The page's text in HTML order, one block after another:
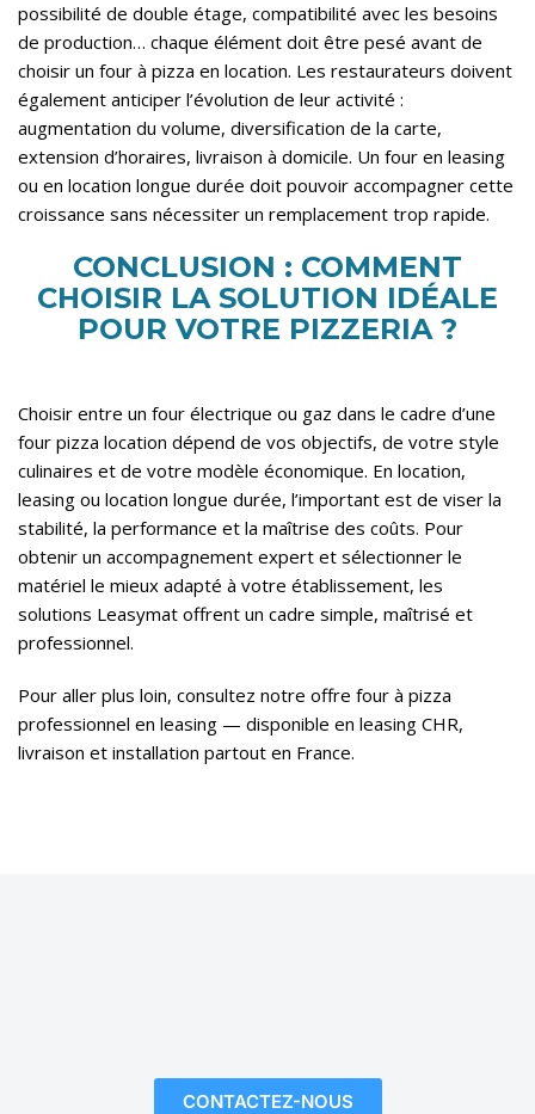
possibilité de double étage, compatibilité avec les besoins
de production… chaque élément doit être pesé avant de
choisir un four à pizza en location. Les restaurateurs doivent
également anticiper l’évolution de leur activité :
augmentation du volume, diversification de la carte,
extension d’horaires, livraison à domicile. Un four en leasing
ou en location longue durée doit pouvoir accompagner cette
croissance sans nécessiter un remplacement trop rapide.
CONCLUSION : COMMENT
CHOISIR LA SOLUTION IDÉALE
POUR VOTRE PIZZERIA ?
Choisir entre un four électrique ou gaz dans le cadre d’une
four pizza location dépend de vos objectifs, de votre style
culinaires et de votre modèle économique. En location,
leasing ou location longue durée, l’important est de viser la
stabilité, la performance et la maîtrise des coûts. Pour
obtenir un accompagnement expert et sélectionner le
matériel le mieux adapté à votre établissement, les
solutions Leasymat offrent un cadre simple, maîtrisé et
professionnel.
Pour aller plus loin, consultez notre offre four à pizza
professionnel en leasing — disponible en leasing CHR,
livraison et installation partout en France.
CONTACTEZ-NOUS